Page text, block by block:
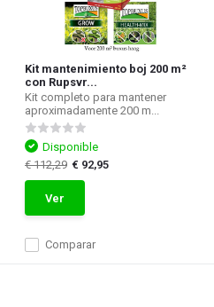
Kit mantenimiento boj 200 m²
con Rupsvr...
Kit completo para mantener
aproximadamente 200 m...
Comparar
Disponible
€ 112,29 € 92,95
Ver